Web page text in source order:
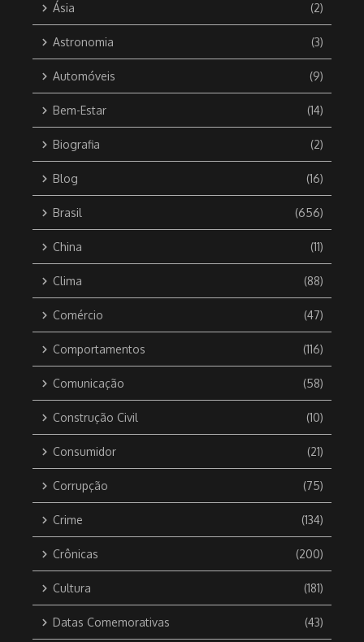
Ásia (2)
Astronomia (3)
Automóveis (9)
Bem-Estar (14)
Biografia (2)
Blog (16)
Brasil (656)
China (11)
Clima (88)
Comércio (47)
Comportamentos (116)
Comunicação (58)
Construção Civil (10)
Consumidor (21)
Corrupção (75)
Crime (134)
Crônicas (200)
Cultura (181)
Datas Comemorativas (43)